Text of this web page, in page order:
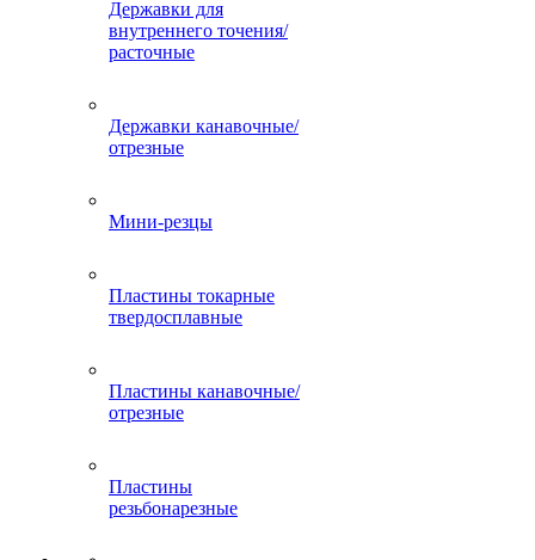
Державки для
внутреннего точения/
расточные
Державки канавочные/
отрезные
Мини-резцы
Пластины токарные
твердосплавные
Пластины канавочные/
отрезные
Пластины
резьбонарезные